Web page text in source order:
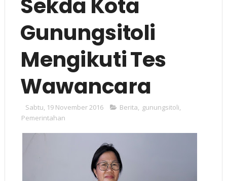
Gunungsitoli
Mengikuti Tes
Wawancara
Sabtu, 19 November 2016 Berita, gunungsitoli,
Pemerintahan